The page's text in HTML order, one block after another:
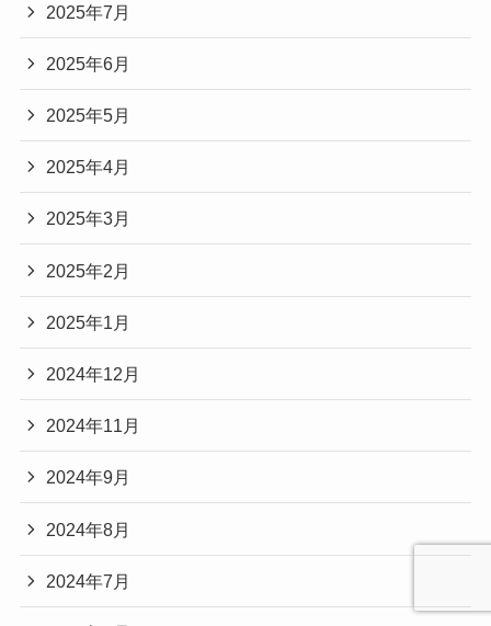
2025年7月
2025年6月
2025年5月
2025年4月
2025年3月
2025年2月
2025年1月
2024年12月
2024年11月
2024年9月
2024年8月
2024年7月